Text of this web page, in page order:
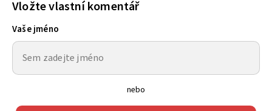
Vložte vlastní komentář
Vaše jméno
nebo